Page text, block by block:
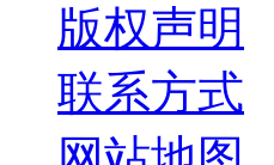
版权声明
联系方式